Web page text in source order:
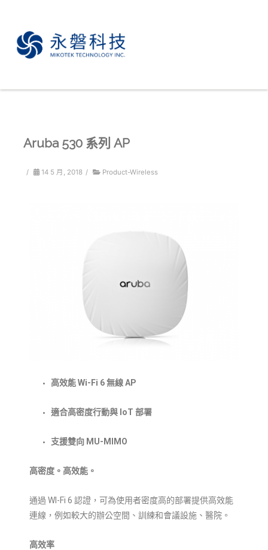
Aruba 530 系列 AP
/ 14 5 月, 2018 / Product-Wireless
高效能 Wi-Fi 6 無線 AP
適合高密度行動與 IoT 部署
支援雙向 MU-MIMO
高密度。高效能。
通過 WI-Fi 6 認證，可為使用者密度高的部署提供高效能
連線，例如較大的辦公空間、訓練和會議設施、醫院。
高效率